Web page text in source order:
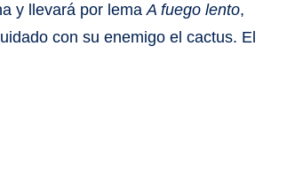
y llevará por lemaA fuego lento,
con su enemigo el cactus. El